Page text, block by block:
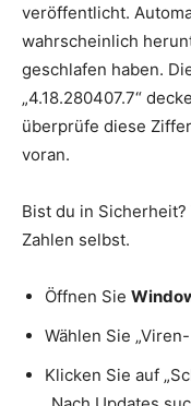
veröffentlicht.
wahrscheinlich
geschlafen haben.
„4.18.280407.7“
überprüfe diese
voran.
Bist du in
Zahlen selbst.
Öffnen Sie
Wählen Sie
Klicken Sie auf